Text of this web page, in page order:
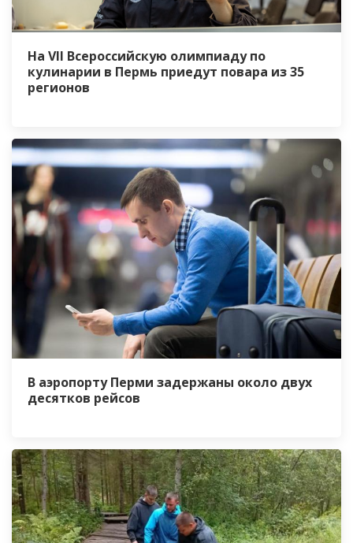
На VII Всероссийскую олимпиаду по
кулинарии в Пермь приедут повара из 35
регионов
В аэропорту Перми задержаны около двух
десятков рейсов